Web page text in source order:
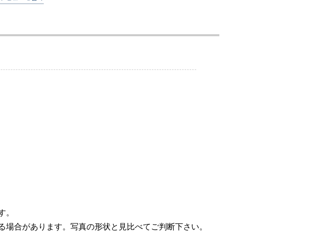
。
合があります。写真の形状と見比べてご判断下さい。